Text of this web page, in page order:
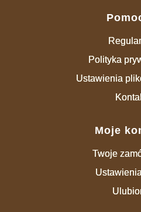
Polityka
Ustawienia
Moje
Twoje